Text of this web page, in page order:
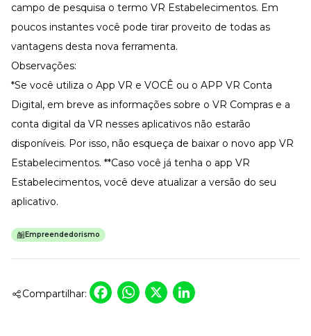
campo de pesquisa o termo VR Estabelecimentos. Em
poucos instantes você pode tirar proveito de todas as
vantagens desta nova ferramenta.
Observações:
*Se você utiliza o App VR e VOCÊ ou o APP VR Conta
Digital, em breve as informações sobre o VR Compras e a
conta digital da VR nesses aplicativos não estarão
disponíveis. Por isso, não esqueça de baixar o novo app VR
Estabelecimentos. **Caso você já tenha o app VR
Estabelecimentos, você deve atualizar a versão do seu
aplicativo.
Empreendedorismo
Compartilhar: Facebook
WhatsApp
X